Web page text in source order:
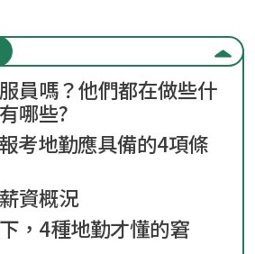
員嗎？他們都在做些什
哪些?
考地勤應具備的4項條
資概況
，4種地勤才懂的窘